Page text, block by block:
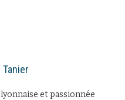
Tanier
et passionnée